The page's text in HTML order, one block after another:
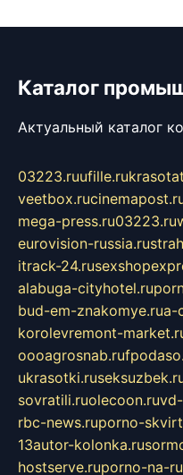
Каталог
Актуальный каталог
03223.ruufille.ru
veetbox.ru
mega-press.ru03223.ru
eurovision-russia.ru
itrack-24.ru
alabuga-cityhotel.ru
bud-em-znakomye.rua-
korolevremont-
oooagrosnab.ru
ukrasotki.ru
sovratili.ruolecoon.ru
rbc-news.ruporno-
13autor-kolonka.ru
hostserve.ruporno-na-